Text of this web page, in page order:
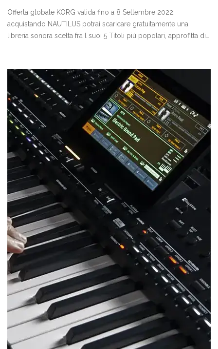
Offerta globale KORG valida fino a 8 Settembre 2022,
acquistando NAUTILUS potrai scaricare gratuitamente una
libreria sonora scelta fra l suoi 5 Titoli più popolari, approfitta di